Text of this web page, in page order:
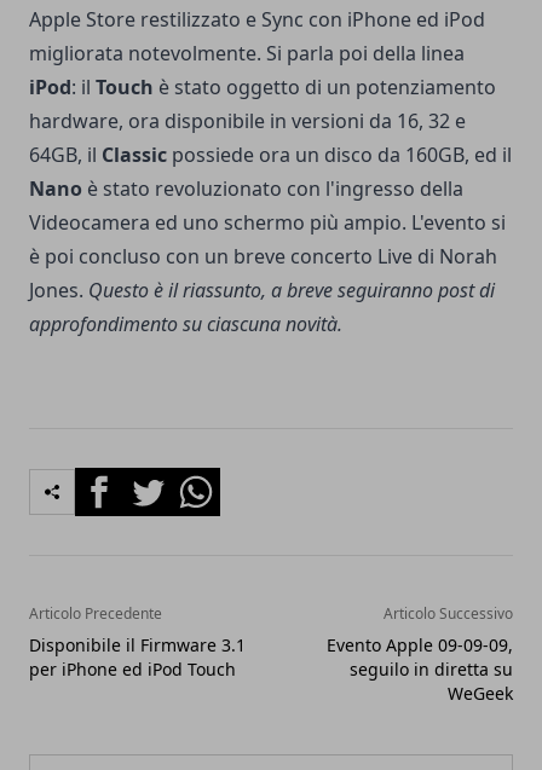
Apple Store restilizzato e Sync con iPhone ed iPod
migliorata notevolmente. Si parla poi della linea
iPod: il Touch è stato oggetto di un potenziamento
hardware, ora disponibile in versioni da 16, 32 e
64GB, il Classic possiede ora un disco da 160GB, ed il
Nano è stato revoluzionato con l'ingresso della
Videocamera ed uno schermo più ampio. L'evento si
è poi concluso con un breve concerto Live di Norah
Jones. Questo è il riassunto, a breve seguiranno post di
approfondimento su ciascuna novità.
FacebookTwitterWhatsapp
Articolo Precedente
Disponibile il Firmware 3.1
per iPhone ed iPod Touch
Articolo Successivo
Evento Apple 09-09-09,
seguilo in diretta su
WeGeek